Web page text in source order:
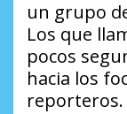
un grupo
Los que
pocos
hacia los
reporteros.